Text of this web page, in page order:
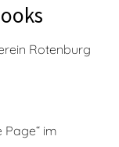
Rotenburg
Page“ im